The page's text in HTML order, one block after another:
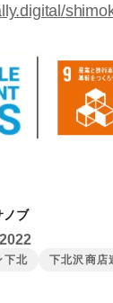
ノブ
下北
下北沢商店